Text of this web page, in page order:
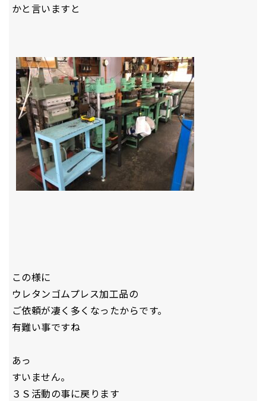
かと言いますと
この様に
ウレタンゴムプレス加工品の
ご依頼が凄く多くなったからです。
有難い事ですね
あっ
すいません。
３Ｓ活動の事に戻ります